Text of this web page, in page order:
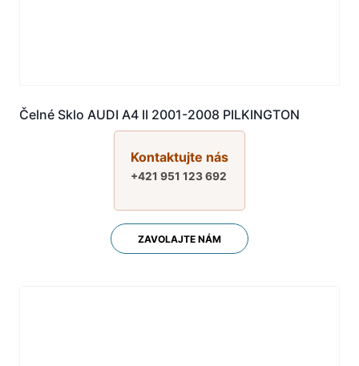
Čelné Sklo AUDI A4 II 2001-2008 PILKINGTON
Kontaktujte nás
+421 951 123 692
ZAVOLAJTE NÁM